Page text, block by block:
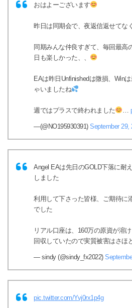
おはよーございます
昨日は同期会で、夜返信返せてな
同期みんな仲良すぎて、毎回最高
日も楽しかった、、
EAは昨日Unfinishedは微損、Win
ゃいましたね
週ではプラスで終われました …
—(@NO195930391) September 29,
Angel EAは先日のGOLD下落に耐
しました
利用して下さった皆様、ご期待に
でした
リアル口座は、160万の原資が溶
回収していたので実質被害はさほ
— sindy (@sindy_fx2022)
pic.twitter.com/Yvj0rx1p4g